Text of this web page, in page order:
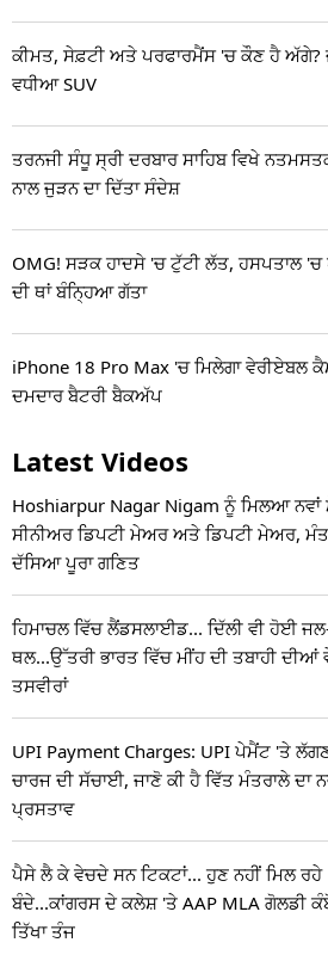
ਕੀਮਤ, ਸੇਫ਼ਟੀ ਅਤੇ ਪਰਫਾਰਮੈਂਸ 'ਚ ਕੌਣ ਹੈ ਅੱਗੇ?
ਵਧੀਆ SUV
ਤਰਨਜੀ ਸੰਧੂ ਸ੍ਰੀ ਦਰਬਾਰ ਸਾਹਿਬ ਵਿਖੇ
ਨਾਲ ਜੁੜਨ ਦਾ ਦਿੱਤਾ ਸੰਦੇਸ਼
OMG! ਸੜਕ ਹਾਦਸੇ 'ਚ ਟੁੱਟੀ ਲੱਤ, ਹਸਪਤਾਲ 'ਚ
ਦੀ ਥਾਂ ਬੰਨ੍ਹਿਆ ਗੱਤਾ
iPhone 18 Pro Max 'ਚ ਮਿਲੇਗਾ ਵੇਰੀਏਬਲ
ਦਮਦਾਰ ਬੈਟਰੀ ਬੈਕਅੱਪ
Latest Videos
Hoshiarpur Nagar Nigam ਨੂੰ ਮਿਲਆ
ਸੀਨੀਅਰ ਡਿਪਟੀ ਮੇਅਰ ਅਤੇ ਡਿਪਟੀ ਮੇਅਰ,
ਦੱਸਿਆ ਪੂਰਾ ਗਣਿਤ
ਹਿਮਾਚਲ ਵਿੱਚ ਲੈਂਡਸਲਾਈਡ... ਦਿੱਲੀ ਵੀ ਹੋਈ
ਥਲ...ਉੱਤਰੀ ਭਾਰਤ ਵਿੱਚ ਮੀਂਹ ਦੀ ਤਬਾਹੀ ਦੀਆਂ
ਤਸਵੀਰਾਂ
UPI Payment Charges: UPI ਪੇਮੈਂਟ 'ਤੇ
ਚਾਰਜ ਦੀ ਸੱਚਾਈ, ਜਾਣੋ ਕੀ ਹੈ ਵਿੱਤ ਮੰਤਰਾਲੇ ਦਾ
ਪ੍ਰਸਤਾਵ
ਪੈਸੇ ਲੈ ਕੇ ਵੇਚਦੇ ਸਨ ਟਿਕਟਾਂ... ਹੁਣ ਨਹੀਂ ਮਿਲ ਰਹੇ
ਬੰਦੇ...ਕਾਂਗਰਸ ਦੇ ਕਲੇਸ਼ 'ਤੇ AAP MLA ਗੋਲਡੀ
ਤਿੱਖਾ ਤੰਜ